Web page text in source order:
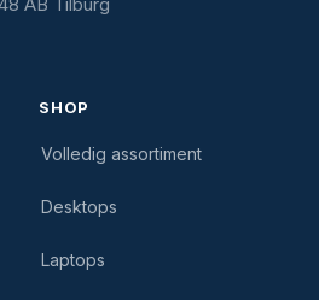
SHOP
Volledig assortiment
Desktops
Laptops